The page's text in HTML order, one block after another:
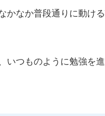
なか普段通りに動ける
いつものように勉強を